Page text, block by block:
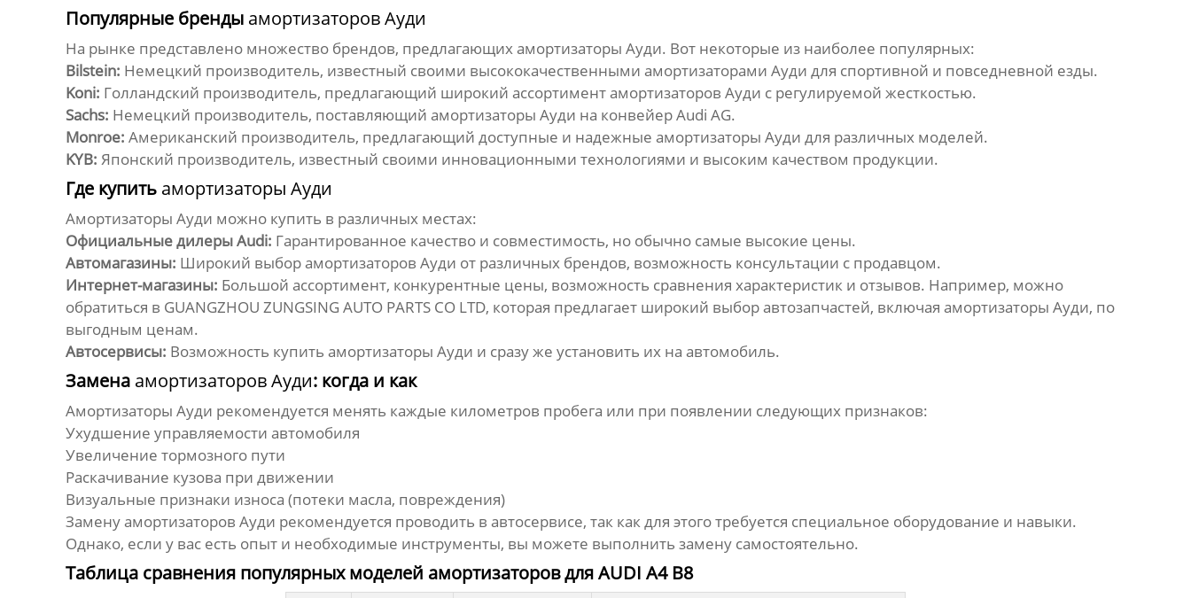
Популярные бренды амортизаторов Ауди
На рынке представлено множество брендов, предлагающихамортизаторы Ауди. Вот некоторые из наиболее популярных:
Bilstein: Немецкий производитель, известный своими высококачественными амортизаторами Ауди для спортивной и повседневной езды.
Koni: Голландский производитель, предлагающий широкий ассортиментамортизаторов Ауди с регулируемой жесткостью.
Sachs: Немецкий производитель, поставляющий амортизаторы Ауди на конвейер Audi AG.
Monroe: Американский производитель, предлагающий доступные и надежные амортизаторы Ауди для различных моделей.
KYB: Японский производитель, известный своими инновационными технологиями и высоким качеством продукции.
Где купить амортизаторы Ауди
Амортизаторы Ауди можно купить в различных местах:
Официальные дилеры Audi: Гарантированное качество и совместимость, но обычно самые высокие цены.
Автомагазины: Широкий выборамортизаторов Ауди от различных брендов, возможность консультации с продавцом.
Интернет-магазины: Большой ассортимент, конкурентные цены, возможность сравнения характеристик и отзывов. Например, можно
обратиться в GUANGZHOU ZUNGSING AUTO PARTS CO LTD, которая предлагает широкий выбор автозапчастей, включая амортизаторы Ауди, по
выгодным ценам.
Автосервисы: Возможность купить амортизаторы Ауди и сразу же установить их на автомобиль.
Замена амортизаторов Ауди: когда и как
Амортизаторы Ауди рекомендуется менять каждые километров пробега или при появлении следующих признаков:
Ухудшение управляемости автомобиля
Увеличение тормозного пути
Раскачивание кузова при движении
Визуальные признаки износа (потеки масла, повреждения)
Заменуамортизаторов Ауди рекомендуется проводить в автосервисе, так как для этого требуется специальное оборудование и навыки.
Однако, если у вас есть опыт и необходимые инструменты, вы можете выполнить замену самостоятельно.
Таблица сравнения популярных моделей амортизаторов для AUDI A4 B8